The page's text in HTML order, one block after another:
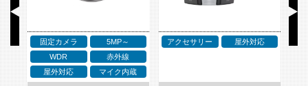
固定カメラ
5MP～
WDR
赤外線
屋外対応
マイク内蔵
アクセサリー 屋外対応
ア
ネ